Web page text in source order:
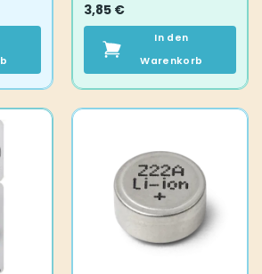
3,85 €
In den
Warenkorb